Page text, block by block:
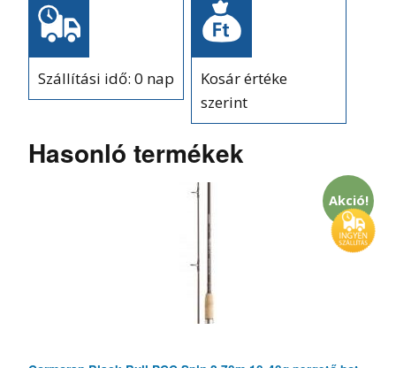
Szállítási idő: 0 nap
Kosár értéke
szerint
Hasonló termékek
Akció!